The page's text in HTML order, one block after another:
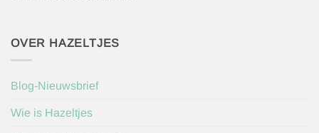
OVER HAZELTJES
Blog-Nieuwsbrief
Wie is Hazeltjes